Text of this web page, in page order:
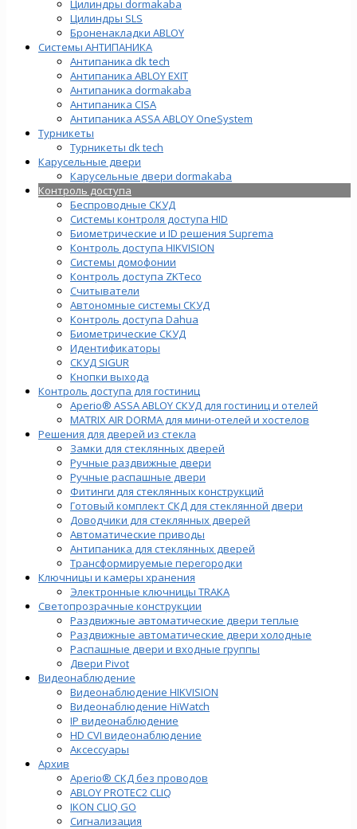
Цилиндры dormakaba
Цилиндры SLS
Броненакладки ABLOY
Системы АНТИПАНИКА
Антипаника dk tech
Антипаника ABLOY EXIT
Антипаника dormakaba
Антипаника СISA
Антипаника ASSA ABLOY OneSystem
Турникеты
Турникеты dk tech
Карусельные двери
Карусельные двери dormakaba
Контроль доступа
Беспроводные СКУД
Системы контроля доступа HID
Биометрические и ID решения Suprema
Контроль доступа HIKVISION
Системы домофонии
Контроль доступа ZKTeco
Считыватели
Автономные системы СКУД
Контроль доступа Dahua
Биометрические СКУД
Идентификаторы
СКУД SIGUR
Кнопки выхода
Контроль доступа для гостиниц
Aperio® ASSA ABLOY СКУД для гостиниц и отелей
MATRIX AIR DORMA для мини-отелей и хостелов
Решения для дверей из стекла
Замки для стеклянных дверей
Ручные раздвижные двери
Ручные распашные двери
Фитинги для стеклянных конструкций
Готовый комплект СКД для стеклянной двери
Доводчики для стеклянных дверей
Автоматические приводы
Антипаника для стеклянных дверей
Трансформируемые перегородки
Ключницы и камеры хранения
Электронные ключницы TRAKA
Светопрозрачные конструкции
Раздвижные автоматические двери теплые
Раздвижные автоматические двери холодные
Распашные двери и входные группы
Двери Pivot
Видеонаблюдение
Видеонаблюдение HIKVISION
Видеонаблюдение HiWatch
IP видеонаблюдение
HD CVI видеонаблюдение
Аксессуары
Архив
Aperio® СКД без проводов
ABLOY PROTEC2 CLIQ
IKON CLIQ GO
Сигнализация